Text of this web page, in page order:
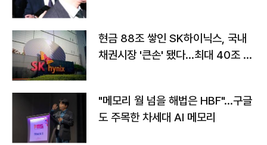
현금 88조 쌓인 SK하이닉스, 국내
채권시장 '큰손' 됐다…최대 40조 투
"메모리 월 넘을 해법은 HBF"…구글
도 주목한 차세대 AI 메모리